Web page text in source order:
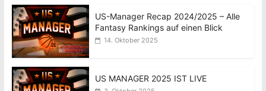
US-Manager Recap 2024/2025 – Alle
Fantasy Rankings auf einen Blick
14. Oktober 2025
US MANAGER 2025 IST LIVE